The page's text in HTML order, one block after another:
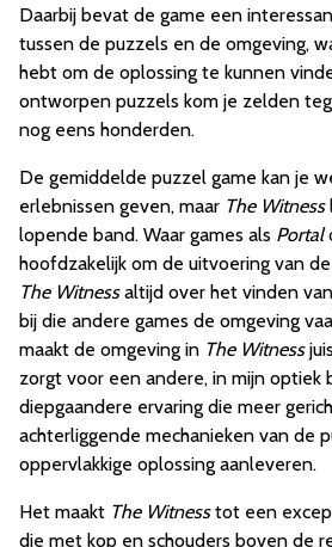
Daarbij bevat de game een
tussen de puzzels en de omgeving,
hebt om de oplossing te kunnen
ontworpen puzzels kom je zelden
nog eens honderden.
De gemiddelde puzzel game kan je
erlebnissen geven, maar The Witness
lopende band. Waar games als Portal
hoofdzakelijk om de uitvoering van
The Witnessaltijd over het vinden
bij die andere games de omgeving
maakt de omgeving in The Witness
zorgt voor een andere, in mijn optiek
diepgaandere ervaring die meer
achterliggende mechanieken van de
oppervlakkige oplossing aanleveren.
Het maakt The Witnesstot een
die met kop en schouders boven de